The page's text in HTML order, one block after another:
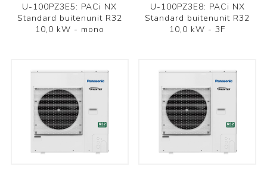
U-100PZ3E5: PACi NX
Standard buitenunit R32
10,0 kW - mono
U-100PZ3E8: PACi NX
Standard buitenunit R32
10,0 kW - 3F